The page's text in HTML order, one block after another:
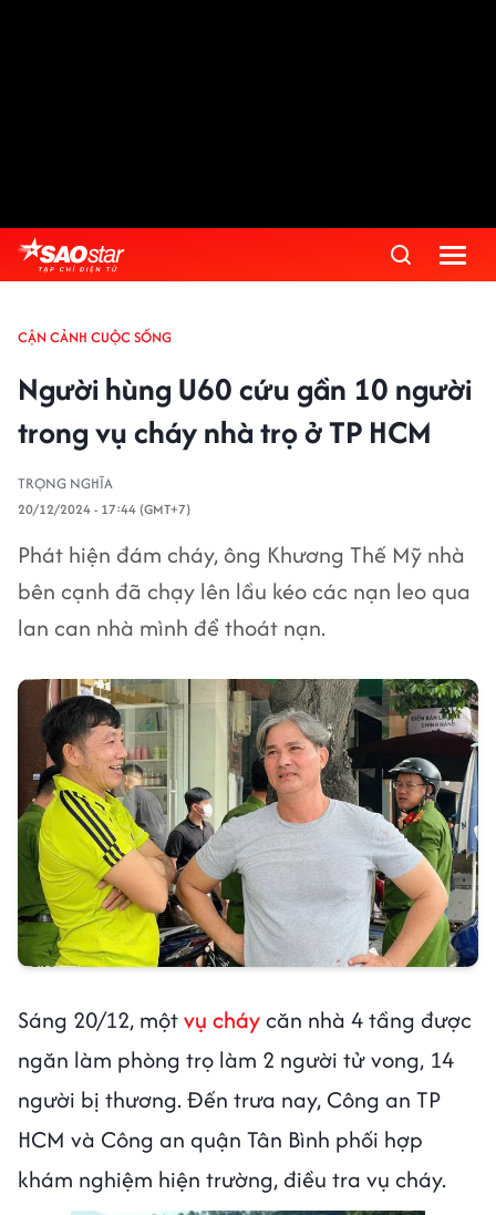
CẬN CẢNH CUỘC SỐNG
Người hùng U60 cứu gần 10 người
trong vụ cháy nhà trọ ở TP HCM
TRỌNG NGHĨA
20/12/2024 - 17:44 (GMT+7)
Phát hiện đám cháy, ông Khương Thế Mỹ nhà
bên cạnh đã chạy lên lầu kéo các nạn leo qua
lan can nhà mình để thoát nạn.
Sáng 20/12, mộtvụ cháycăn nhà 4 tầng được
ngăn làm phòng trọ làm 2 người tử vong, 14
người bị thương. Đến trưa nay, Công an TP
HCM và Công an quận Tân Bình phối hợp
khám nghiệm hiện trường, điều tra vụ cháy.